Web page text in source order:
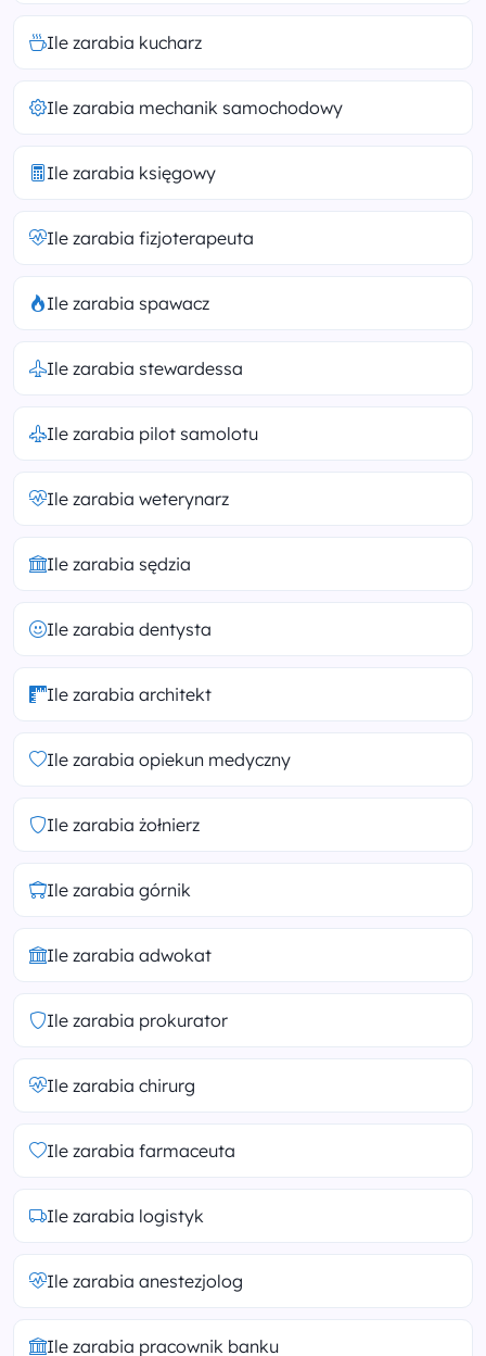
Ile zarabia kucharz
Ile zarabia mechanik samochodowy
Ile zarabia księgowy
Ile zarabia fizjoterapeuta
Ile zarabia spawacz
Ile zarabia stewardessa
Ile zarabia pilot samolotu
Ile zarabia weterynarz
Ile zarabia sędzia
Ile zarabia dentysta
Ile zarabia architekt
Ile zarabia opiekun medyczny
Ile zarabia żołnierz
Ile zarabia górnik
Ile zarabia adwokat
Ile zarabia prokurator
Ile zarabia chirurg
Ile zarabia farmaceuta
Ile zarabia logistyk
Ile zarabia anestezjolog
Ile zarabia pracownik banku